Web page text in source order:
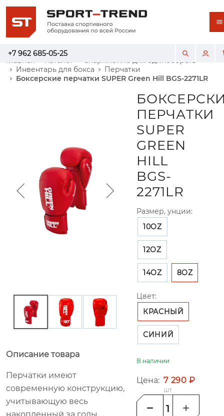
+7 962 685-05-25
Главная Каталог
Снаряжение для единоборств
Инвентарь для бокса
Перчатки
Боксерские перчатки SUPER Green Hill BGS-2271LR
Описание товара
Перчатки имеют
современную конструкцию,
учитывающую весь
накопленный за годы
ПЕРЧАТКИ
SUPER
GREEN
HILL
BGS-
2271LR
Размер, унции:
10OZ
12OZ
14OZ 8OZ
Цвет:
КРАСНЫЙ
СИНИЙ
В наличии
Цена: 7 290 ₽
шт